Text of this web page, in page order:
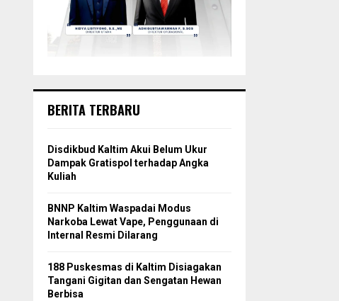
BERITA TERBARU
Disdikbud Kaltim Akui Belum Ukur
Dampak Gratispol terhadap Angka
Kuliah
BNNP Kaltim Waspadai Modus
Narkoba Lewat Vape, Penggunaan di
Internal Resmi Dilarang
188 Puskesmas di Kaltim Disiagakan
Tangani Gigitan dan Sengatan Hewan
Berbisa